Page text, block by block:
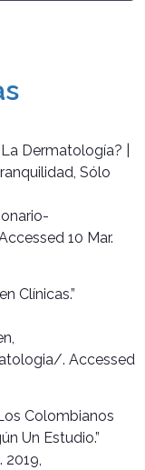
Dermatología? |
Sólo
10 Mar.
Clínicas.”
. Accessed
Colombianos
Un Estudio.”
2019,